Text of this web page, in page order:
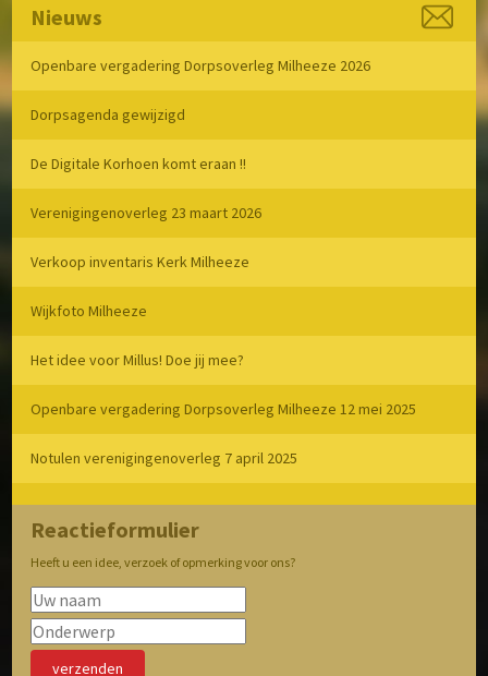
Nieuws
Openbare vergadering Dorpsoverleg Milheeze 2026
Dorpsagenda gewijzigd
De Digitale Korhoen komt eraan !!
Verenigingenoverleg 23 maart 2026
Verkoop inventaris Kerk Milheeze
Wijkfoto Milheeze
Het idee voor Millus! Doe jij mee?
Openbare vergadering Dorpsoverleg Milheeze 12 mei 2025
Notulen verenigingenoverleg 7 april 2025
Reactieformulier
Heeft u een idee, verzoek of opmerking voor ons?